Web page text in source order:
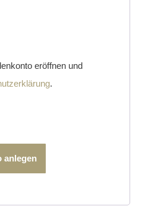
eröffnen und
.
anlegen